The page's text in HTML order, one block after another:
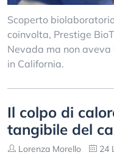
Scoperto
coinvolta, Prestige
Nevada ma non
in California.
Il colpo di
tangibile del
Lorenza Morello 24